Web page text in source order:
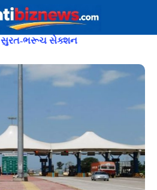
સુરત-ભરૂચ સેક્શન